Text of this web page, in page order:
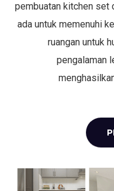
pembuatan kitchen set
ada untuk memenuhi
ruangan untuk
pengalaman